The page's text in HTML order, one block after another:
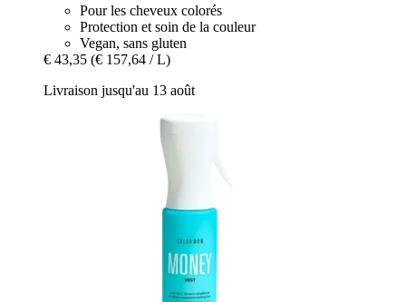
Pour les cheveux colorés
Protection et soin de la couleur
Vegan, sans gluten
€ 43,35 (€ 157,64 / L)
Livraison jusqu'au 13 août